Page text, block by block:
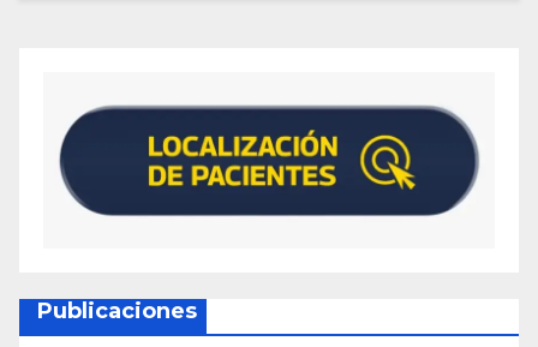
Publicaciones